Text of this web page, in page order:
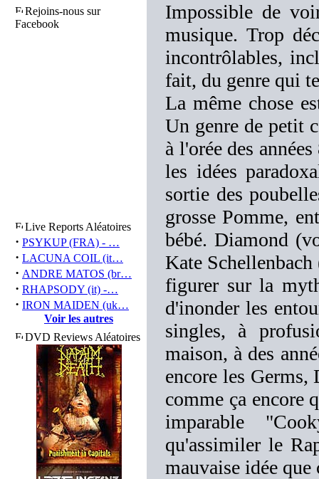
Rejoins-nous sur
Facebook
Live Reports Aléatoires
· PSYKUP (FRA) - …
· LACUNA COIL (it…
· ANDRE MATOS (br…
· RHAPSODY (it) -…
· IRON MAIDEN (uk…
Voir les autres
DVD Reviews Aléatoires
Impossible de
musique. Trop
incontrôlables,
fait, du genre qui
La même chose
Un genre de petit
à l'orée des
les idées
sortie des
grosse Pomme,
bébé. Diamond
Kate
figurer sur la
d'inonder les
singles, à
maison, à des
encore les
comme ça encore
imparable
qu'assimiler le
mauvaise idée que